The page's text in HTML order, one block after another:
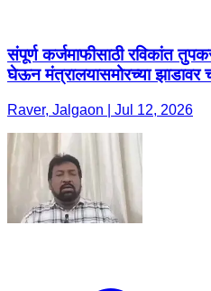
संपूर्ण कर्जमाफीसाठी रविकांत
घेऊन मंत्रालयासमोरच्या झाडावर
Raver, Jalgaon | Jul 12, 2026